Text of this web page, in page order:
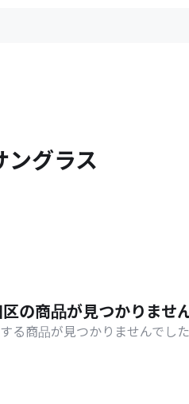
ングラス
の商品が見つかりませ
る商品が見つかりませんでし